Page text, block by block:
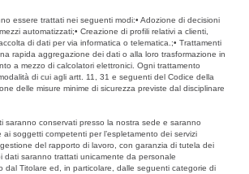
essere trattati nei seguenti modi:• Adozione di decisioni
automatizzati;• Creazione di profili relativi a clienti,
di dati per via informatica o telematica.;• Trattamenti
rapida aggregazione dei dati o alla loro trasformazione in
a mezzo di calcolatori elettronici. Ogni trattamento
di cui agli artt. 11, 31 e seguenti del Codice della
delle misure minime di sicurezza previste dal disciplinare
saranno conservati presso la nostra sede e saranno
ai soggetti competenti per l’espletamento dei servizi
del rapporto di lavoro, con garanzia di tutela dei
dati saranno trattati unicamente da personale
dal Titolare ed, in particolare, dalle seguenti categorie di